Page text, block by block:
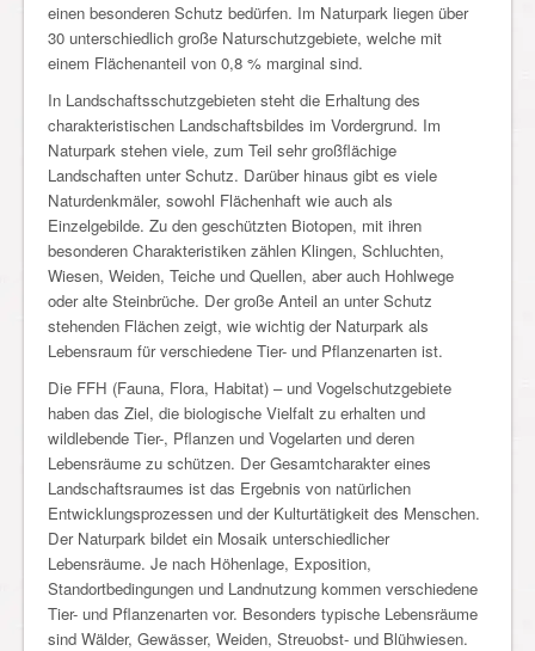
einen besonderen Schutz bedürfen. Im Naturpark liegen über
30 unterschiedlich große Naturschutzgebiete, welche mit
einem Flächenanteil von 0,8 % marginal sind.
In Landschaftsschutzgebieten steht die Erhaltung des
charakteristischen Landschaftsbildes im Vordergrund. Im
Naturpark stehen viele, zum Teil sehr großflächige
Landschaften unter Schutz. Darüber hinaus gibt es viele
Naturdenkmäler, sowohl Flächenhaft wie auch als
Einzelgebilde. Zu den geschützten Biotopen, mit ihren
besonderen Charakteristiken zählen Klingen, Schluchten,
Wiesen, Weiden, Teiche und Quellen, aber auch Hohlwege
oder alte Steinbrüche. Der große Anteil an unter Schutz
stehenden Flächen zeigt, wie wichtig der Naturpark als
Lebensraum für verschiedene Tier- und Pflanzenarten ist.
Die FFH (Fauna, Flora, Habitat) – und Vogelschutzgebiete
haben das Ziel, die biologische Vielfalt zu erhalten und
wildlebende Tier-, Pflanzen und Vogelarten und deren
Lebensräume zu schützen. Der Gesamtcharakter eines
Landschaftsraumes ist das Ergebnis von natürlichen
Entwicklungsprozessen und der Kulturtätigkeit des Menschen.
Der Naturpark bildet ein Mosaik unterschiedlicher
Lebensräume. Je nach Höhenlage, Exposition,
Standortbedingungen und Landnutzung kommen verschiedene
Tier- und Pflanzenarten vor. Besonders typische Lebensräume
sind Wälder, Gewässer, Weiden, Streuobst- und Blühwiesen.